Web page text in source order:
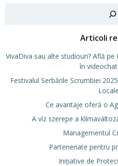
Articoli
VivaDiva sau alte studiouri? Află
în
Festivalul Serbările Scrumbiei
Locale
Ce avantaje oferă o
A víz szerepe a
Managementul
Parteneriate pentru
Inițiative de